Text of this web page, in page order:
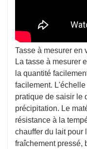
Tasse à mesurer en
La tasse à mesurer
la quantité
facilement.
pratique de saisir le
précipitation. Le
résistance à la
chauffer du lait pour
fraîchement pressé,